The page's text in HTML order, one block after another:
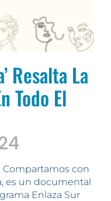
Resalta La
Todo El
Compartamos con
es un documental
Enlaza Sur